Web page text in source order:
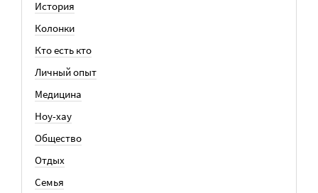
История
Колонки
Кто есть кто
Личный опыт
Медицина
Ноу-хау
Общество
Отдых
Семья